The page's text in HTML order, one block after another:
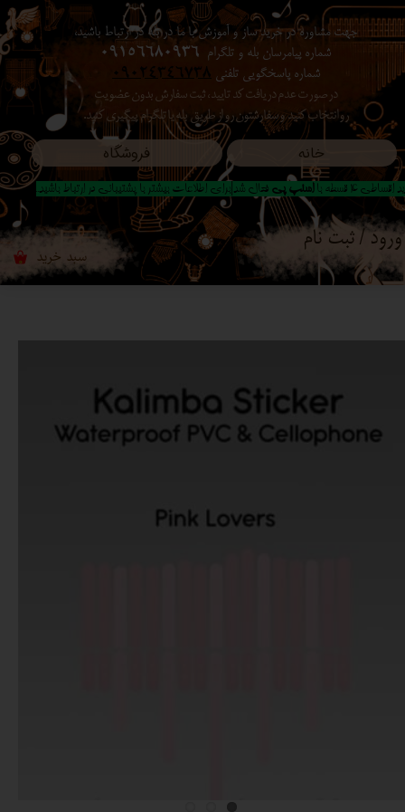
خانه فروشگاه
جهت مشاوره در خرید ساز و آموزش با ما در بله در ارتباط باشید،
شماره پیامرسان بله و تلگرام 09156680936
شماره پاسخگویی تلفنی 09024346738
در صورت عدم دریافت کد تایید ، ثبت سفارش بدون عضویت
رو انتخاب کنید ​​​​​​​ و سفارشتون رو از طریق بله یا تلگرام پیگیری کنید.
۰ سبد خرید
ورود / ثبت نام
حساب کاربری من
تغییر گذر واژه
سفارشات
خروج از حساب کاربری
اقساطی 4 قسطه با اسنپ پی فعال شد|برای اطلاعات بیشتر با پشتیبانی در ارتباط باشید..